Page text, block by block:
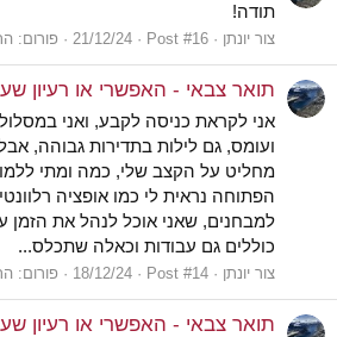
תודה!
צור יונתן Post #16
21/12/24 פורום:
תואר צבאי - האפשרי או רעיון
אני לקראת כניסה לקבע, ואני
ועומס, גם לילות בתדירות גבוהה,
מחליט על הקצב שלי, כמה ומתי
הפתוחה נראית לי כמו אופציה
למבחנים, שאני אוכל לנהל את הזמן
כוללים גם עבודות וכאלה שתכלס...
צור יונתן Post #14
18/12/24 פורום:
תואר צבאי - האפשרי או רעיון